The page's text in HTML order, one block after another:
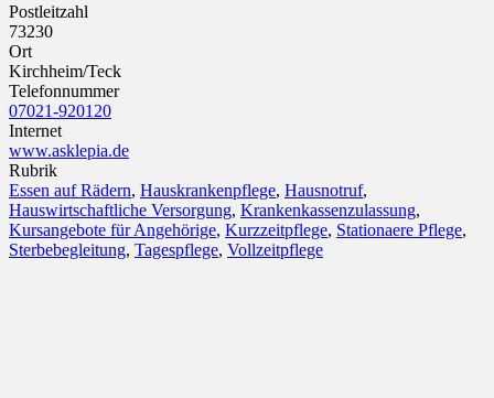
Postleitzahl
73230
Ort
Kirchheim/Teck
Telefonnummer
07021-920120
Internet
www.asklepia.de
Rubrik
Essen auf Rädern, Hauskrankenpflege, Hausnotruf,
Hauswirtschaftliche Versorgung, Krankenkassenzulassung,
Kursangebote für Angehörige, Kurzzeitpflege, Stationaere Pflege,
Sterbebegleitung, Tagespflege, Vollzeitpflege